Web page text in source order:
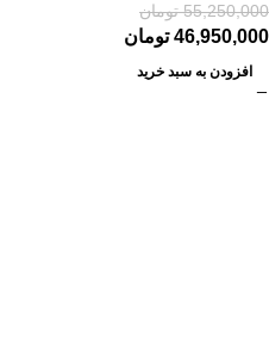
55,250,000 تومان
46,950,000 تومان
افزودن به سبد خرید